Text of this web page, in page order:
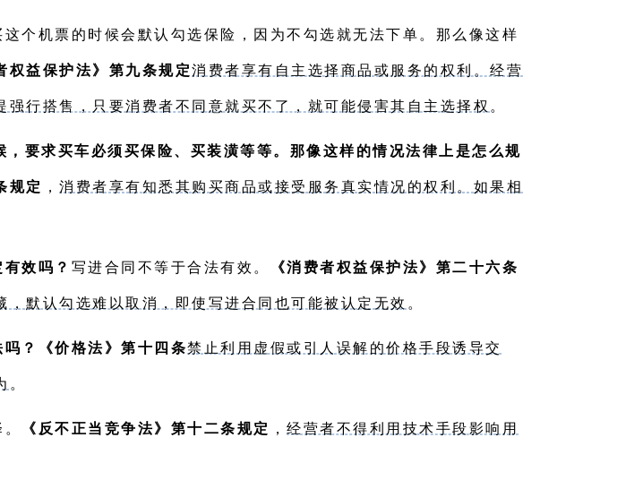
个机票的时候会默认勾选保险，因为不勾选就无法下单。那么像这样
权益保护法》第九条规定消费者享有自主选择商品或服务的权利。经营
行搭售，只要消费者不同意就买不了，就可能侵害其自主选择权 。
要求买车必须买保险、买装潢等等。那像这样的情况法律上是怎么规
规定 ， 消费者享有知悉其购买商品或接受服务真实情况的权利。如果相
效吗？ 写进合同不等于合法有效。 《消费者权益保护法》第二十六条
默认勾选难以取消，即使写进合同也可能被认定无效 。
？ 《价格法》第十四条禁止利用虚假或引人误解的价格手段诱导交
。
《反不正当竞争法》第十二条规定 ，经营者不得利用技术手段影响用